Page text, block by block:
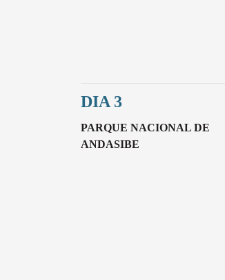
DIA 3
PARQUE NACIONAL DE
ANDASIBE